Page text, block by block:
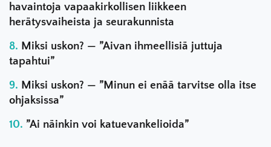
havaintoja vapaakirkollisen liikkeen
herätysvaiheista ja seurakunnista
Miksi uskon? — ”Aivan ihmeellisiä juttuja
tapahtui”
Miksi uskon? — ”Minun ei enää tarvitse olla itse
ohjaksissa”
”Ai näinkin voi katuevankelioida”